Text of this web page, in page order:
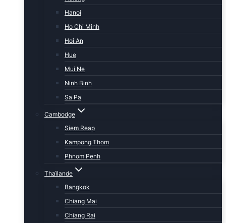
Hanoi
Ho Chi Minh
Hoi An
Hue
Mui Ne
Ninh Binh
Sa Pa
Cambodge
Siem Reap
Kampong Thom
Phnom Penh
Thaïlande
Bangkok
Chiang Mai
Chiang Rai